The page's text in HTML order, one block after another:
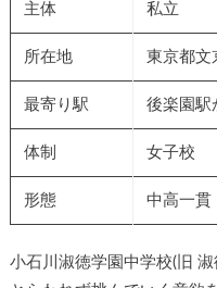
主体 私立
所在地 東京都文
最寄り駅 後楽園駅
体制 女子校
形態 中高一貫
小石川淑徳学園中学校(旧